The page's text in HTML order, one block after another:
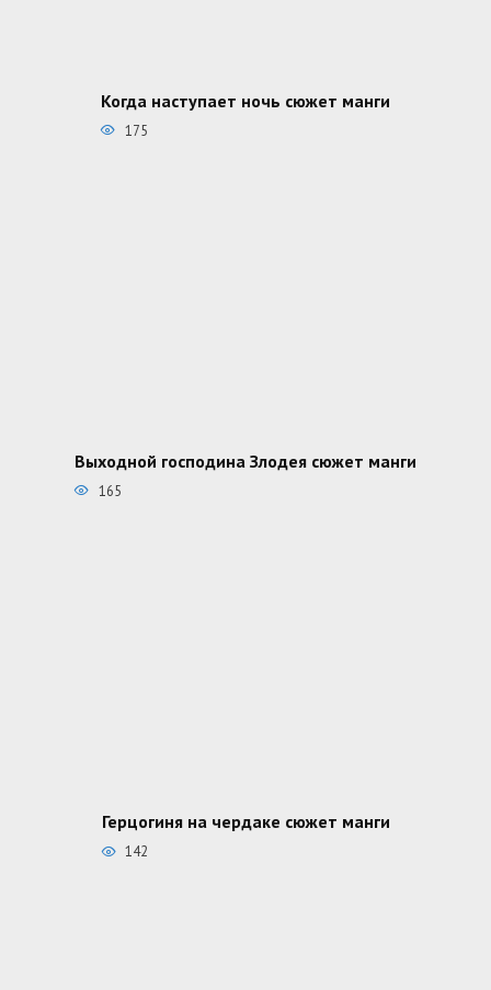
Когда наступает ночь сюжет манги
175
Выходной господина Злодея сюжет манги
165
Герцогиня на чердаке сюжет манги
142